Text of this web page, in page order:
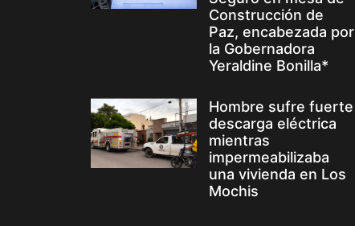
Construcción de
Paz, encabezada por
la Gobernadora
Yeraldine Bonilla*
Hombre sufre fuerte
descarga eléctrica
mientras
impermeabilizaba
una vivienda en Los
Mochis